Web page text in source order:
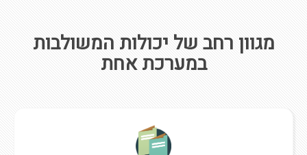
מגוון רחב של יכולות המשולבות
במערכת אחת